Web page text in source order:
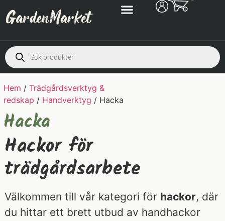
Hem / Trädgårdsverktyg &
redskap / Handverktyg / Hacka
Hacka
Hackor för
trädgårdsarbete
Välkommen till vår kategori för hackor, där
du hittar ett brett utbud av handhackor